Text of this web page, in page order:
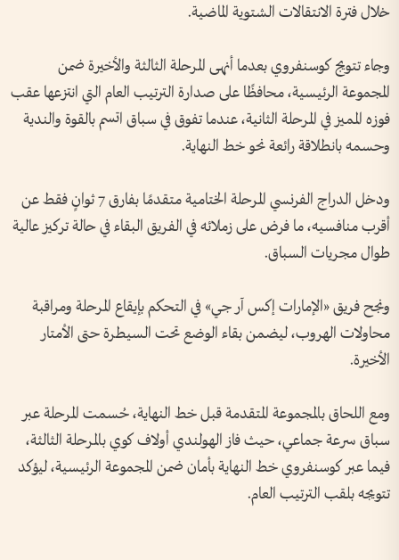
خلال فترة الانتقالات الشتوية الماضية.
وجاء تتويج كوسنفروي بعدما أنهى المرحلة الثالثة والأخيرة ضمن
المجموعة الرئيسية، محافظًا على صدارة الترتيب العام التي انتزعها عقب
فوزه المميز في المرحلة الثانية، عندما تفوق في سباق اتسم بالقوة والندية
وحسمه بانطلاقة رائعة نحو خط النهاية.
ودخل الدراج الفرنسي المرحلة الختامية متقدمًا بفارق 7 ثوانٍ فقط عن
أقرب منافسيه، ما فرض على زملائه في الفريق البقاء في حالة تركيز عالية
طوال مجريات السباق.
ونجح فريق «الإمارات إكس آر جي» في التحكم بإيقاع المرحلة ومراقبة
محاولات الهروب، ليضمن بقاء الوضع تحت السيطرة حتى الأمتار
الأخيرة.
ومع اللحاق بالمجموعة المتقدمة قبل خط النهاية، حُسمت المرحلة عبر
سباق سرعة جماعي، حيث فاز الهولندي أولاف كوي بالمرحلة الثالثة،
فيما عبر كوسنفروي خط النهاية بأمان ضمن المجموعة الرئيسية، ليؤكد
تتويجه بلقب الترتيب العام.